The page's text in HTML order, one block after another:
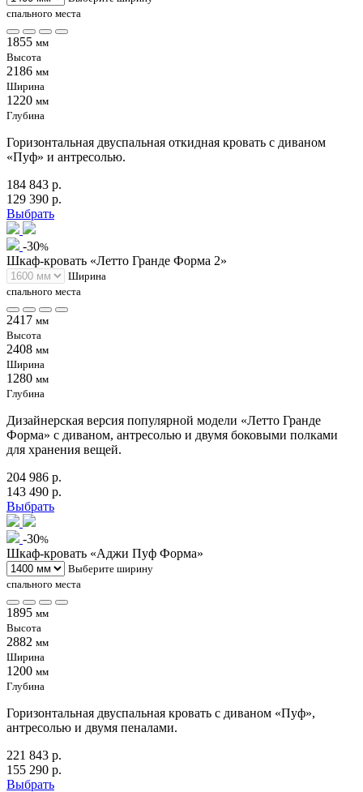
спального места
1855 мм
Высота
2186 мм
Ширина
1220 мм
Глубина
Горизонтальная двуспальная откидная кровать с диваном
«Пуф» и антресолью.
184 843 р.
129 390 р.
Выбрать
-30%
Шкаф-кровать «Летто Гранде Форма 2»
Ширина
спального места
2417 мм
Высота
2408 мм
Ширина
1280 мм
Глубина
Дизайнерская версия популярной модели «Летто Гранде
Форма» с диваном, антресолью и двумя боковыми полками
для хранения вещей.
204 986 р.
143 490 р.
Выбрать
-30%
Шкаф-кровать «Аджи Пуф Форма»
Выберите ширину
спального места
1895 мм
Высота
2882 мм
Ширина
1200 мм
Глубина
Горизонтальная двуспальная кровать с диваном «Пуф»,
антресолью и двумя пеналами.
221 843 р.
155 290 р.
Выбрать